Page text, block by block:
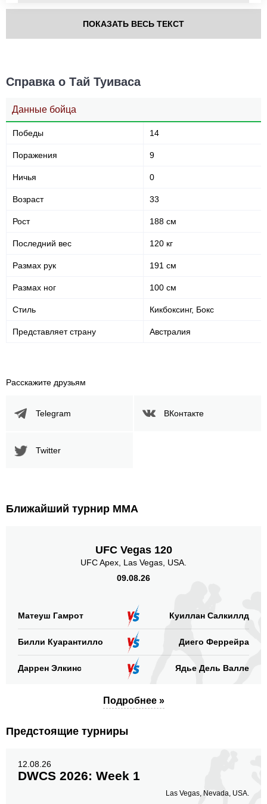
69
ПОКАЗАТЬ ВЕСЬ ТЕКСТ
Справка о Тай Туиваса
Данные бойца
Победы 14
Поражения 9
Ничья 0
Возраст 33
Рост 188 см
Последний вес 120 кг
Размах рук 191 см
Размах ног 100 см
Стиль Кикбоксинг, Бокс
Представляет страну Австралия
Расскажите друзьям
Telegram ВКонтакте
Twitter
Ближайший турнир ММА
UFC Vegas 120
UFC Apex, Las Vegas, USA.
09.08.26
Матеуш Гамрот Куиллан Салкиллд
Билли Куарантилло Диего Феррейра
Даррен Элкинс Ядье Дель Валле
Подробнее »
Предстоящие турниры
12.08.26
DWCS 2026: Week 1
Las Vegas, Nevada, USA.